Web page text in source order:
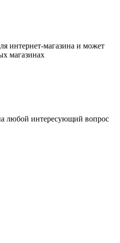
интернет-магазина и может
магазинах
любой интересующий вопрос